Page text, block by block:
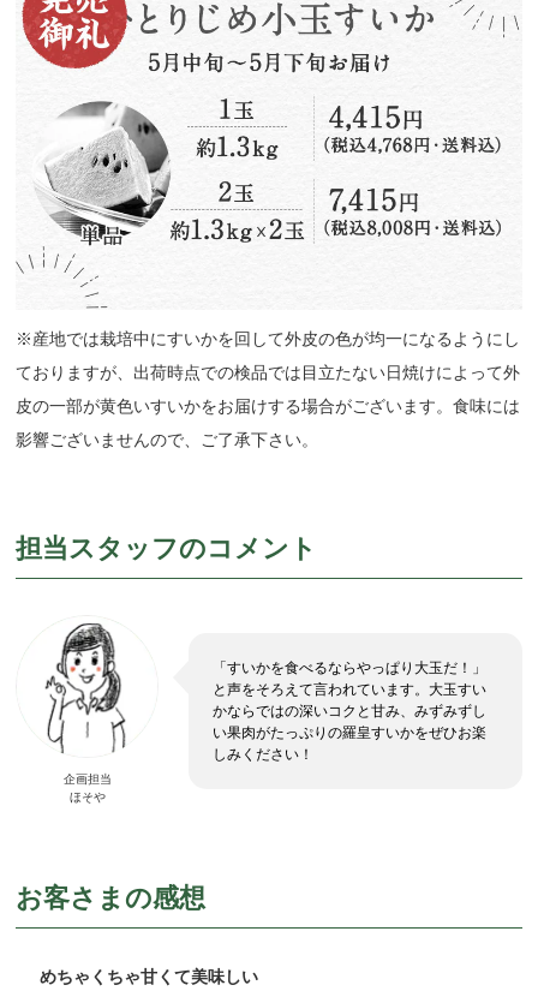
※産地では栽培中にすいかを回して外皮の色が均一になるようにし
ておりますが、出荷時点での検品では目立たない日焼けによって外
皮の一部が黄色いすいかをお届けする場合がございます。食味には
影響ございませんので、ご了承下さい。
担当スタッフのコメント
企画担当
ほそや
「すいかを食べるならやっぱり大玉だ！」
と声をそろえて言われています。大玉すい
かならではの深いコクと甘み、みずみずし
い果肉がたっぷりの羅皇すいかをぜひお楽
しみください！
お客さまの感想
めちゃくちゃ甘くて美味しい